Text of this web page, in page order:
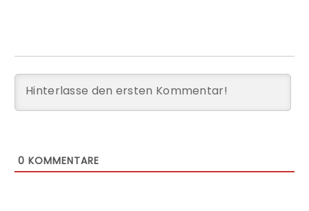
0 KOMMENTARE